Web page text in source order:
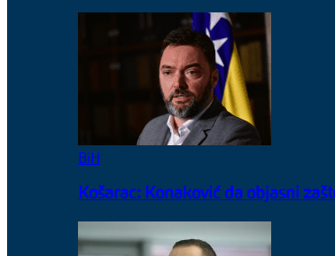
BiH
Košarac: Konaković da objasni